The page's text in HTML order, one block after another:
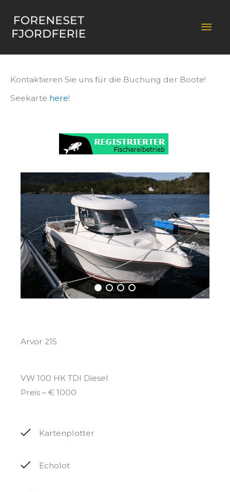
Inhalt
springen
Kontaktieren Sie uns für die Buchung der Boote!
Seekarte here!
Arvor 215
VW 100 HK TDI Diesel
Preis – € 1000
Kartenplotter
Echolot